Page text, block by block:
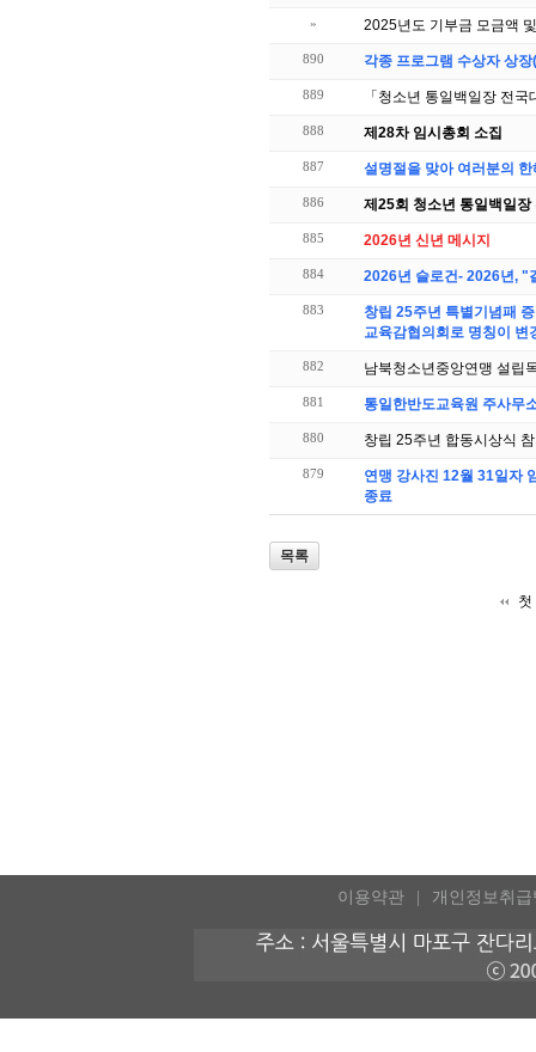
» 2025년도 기부금 모금액
890 각종 프로그램 수상자 상
889 「청소년 통일백일장 전
888 제28차 임시총회 소집
887 설명절을 맞아 여러분의
886 제25회 청소년 통일백일
885 2026년 신년 메시지
884 2026년 슬로건- 2026년, "
883
창립 25주년 특별기념패
교육감협의회로 명칭이 변
882 남북청소년중앙연맹 설립
881 통일한반도교육원 주사무
880 창립 25주년 합동시상식
879
연맹 강사진 12월 31일자
종료
목록
첫
이용약관 개인정보취급